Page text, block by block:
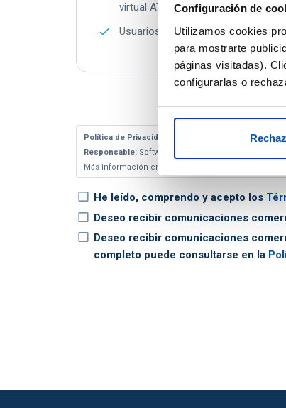
Configuración de
Utilizamos cookies
para mostrarte
páginas visitadas).
configurarlas o
virtual ATENEA.
Usuarios y empresas ilimitados.
Política de Privacidad
Responsable: Software del Sol, S.A.U.
Más información en la
He leído, comprendo y acepto los
Deseo recibir comunicaciones
Deseo recibir comunicaciones
completo puede consultarse en la